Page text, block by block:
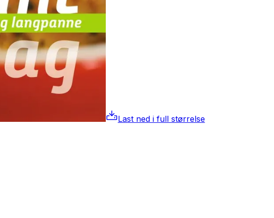
Last ned i full størrelse